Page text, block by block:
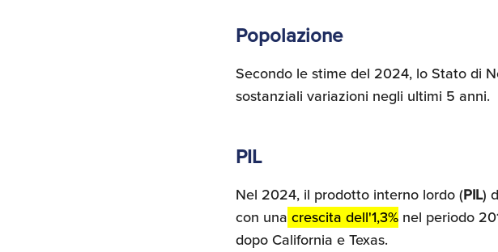
Popolazione
Secondo le stime del 2024, lo Stato di
sostanziali variazioni negli ultimi 5 anni.
PIL
Nel 2024, il prodotto interno lordo (PIL)
con una crescita dell'1,3% nel periodo
dopo California e Texas.